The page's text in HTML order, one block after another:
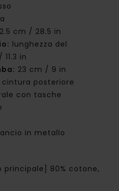
cm / 28.5 in
lunghezza del
in
23 cm / 9 in
posteriore
con tasche
in metallo
principale] 80% cotone,